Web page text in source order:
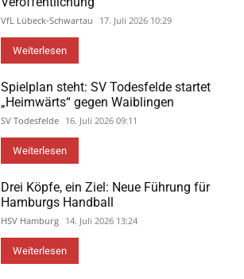
VfL Lübeck-Schwartau 17. Juli 2026 10:29
Weiterlesen
Spielplan steht: SV Todesfelde startet
„Heimwärts“ gegen Waiblingen
SV Todesfelde 16. Juli 2026 09:11
Weiterlesen
Drei Köpfe, ein Ziel: Neue Führung für
Hamburgs Handball
HSV Hamburg 14. Juli 2026 13:24
Weiterlesen